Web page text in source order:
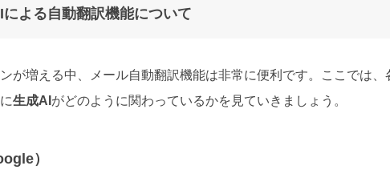
よる自動翻訳機能について
が増える中、メール自動翻訳機能は非常に便利です。ここでは、
生成AI がどのように関わっているかを見ていきましょう。
）